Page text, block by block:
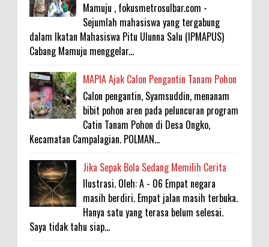
Mamuju , fokusmetrosulbar.com -
Sejumlah mahasiswa yang tergabung
dalam Ikatan Mahasiswa Pitu Ulunna Salu (IPMAPUS)
Cabang Mamuju menggelar...
MAPIA Ajak Calon Pengantin Tanam Pohon
Calon pengantin, Syamsuddin, menanam
bibit pohon aren pada peluncuran program
Catin Tanam Pohon di Desa Ongko,
Kecamatan Campalagian. POLMAN...
Jika Sepak Bola Sedang Memilih Cerita
Ilustrasi. Oleh: A - 06 Empat negara
masih berdiri. Empat jalan masih terbuka.
Hanya satu yang terasa belum selesai.
Saya tidak tahu siap...